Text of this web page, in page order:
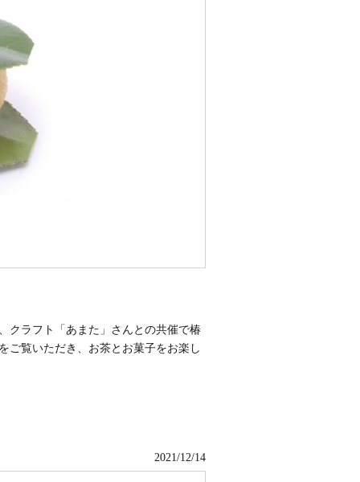
クラフト「あまた」さんとの共催で椿
ご覧いただき、お茶とお菓子をお楽し
2021/12/14